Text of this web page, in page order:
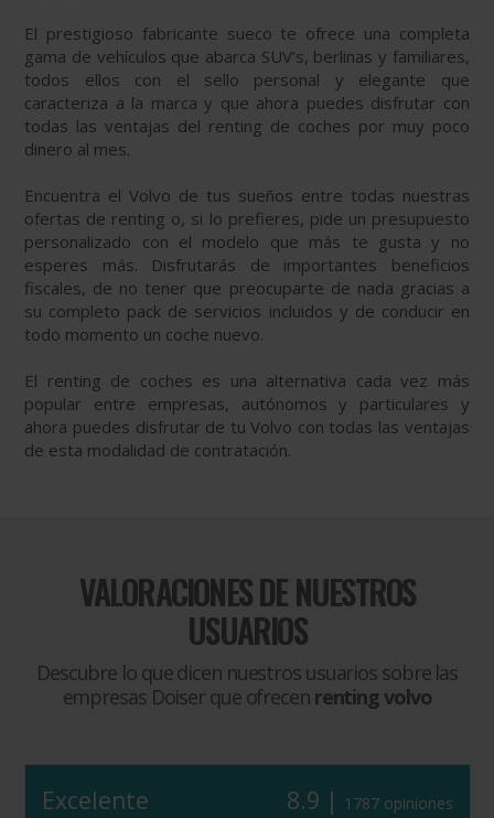
El prestigioso fabricante sueco te ofrece una completa
gama de vehículos que abarca SUV’s, berlinas y familiares,
todos ellos con el sello personal y elegante que
caracteriza a la marca y que ahora puedes disfrutar con
todas las ventajas del renting de coches por muy poco
dinero al mes.
Encuentra el Volvo de tus sueños entre todas nuestras
ofertas de renting o, si lo prefieres, pide un presupuesto
personalizado con el modelo que más te gusta y no
esperes más. Disfrutarás de importantes beneficios
fiscales, de no tener que preocuparte de nada gracias a
su completo pack de servicios incluidos y de conducir en
todo momento un coche nuevo.
El renting de coches es una alternativa cada vez más
popular entre empresas, autónomos y particulares y
ahora puedes disfrutar de tu Volvo con todas las ventajas
de esta modalidad de contratación.
VALORACIONES DE NUESTROS
USUARIOS
Descubre lo que dicen nuestros usuarios sobre las
empresas Doiser que ofrecen renting volvo
Excelente 8.9 | 1787 opiniones